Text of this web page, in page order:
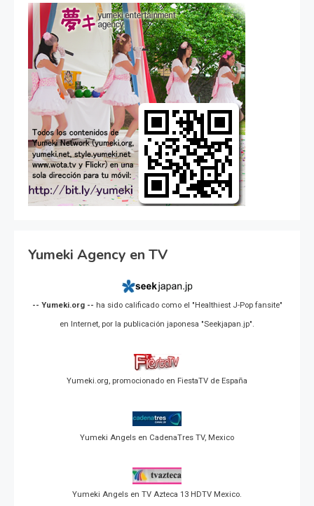
Yumeki Agency en TV
-- Yumeki.org -- ha sido calificado como el "Healthiest J-Pop fansite"
en Internet, por la publicación japonesa "Seekjapan.jp".
Yumeki.org, promocionado en FiestaTV de España
Yumeki Angels en CadenaTres TV, Mexico
Yumeki Angels en TV Azteca 13 HDTV Mexico.